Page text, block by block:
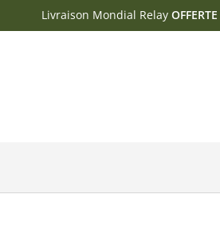
Livraison Mondial Relay OFFERTE